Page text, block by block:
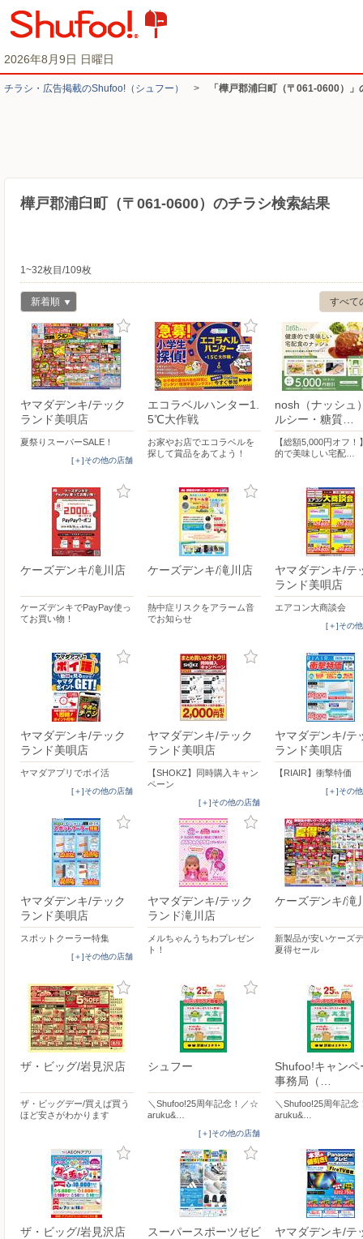
2026年8月9日 日曜日
チラシ・​広告掲載の​Shufoo!​（シュフー） > 「樺戸郡浦臼町（〒061-0600）
樺戸郡浦臼町（〒061-0600）のチラシ検索結果
1~32枚目/109枚
すべて
新着順
ヤマダデンキ/テック
ランド美唄店
夏祭りスーパーSALE！
[＋]その他の店舗
エコラベルハンター1.
5℃大作戦
お家やお店でエコラベルを
探して賞品をあてよう！
nosh（ナッシュ
ルシー・糖質…
【総額5,000円オフ！
的で美味しい宅配…
ケーズデンキ/滝川店
ケーズデンキでPayPay使っ
てお買い物！
ケーズデンキ/滝川店
熱中症リスクをアラーム音
でお知らせ
ヤマダデンキ/テ
ランド美唄店
エアコン大商談会
[＋]その
ヤマダデンキ/テック
ランド美唄店
ヤマダアプリでポイ活
[＋]その他の店舗
ヤマダデンキ/テック
ランド美唄店
【SHOKZ】同時購入キャン
ペーン
[＋]その他の店舗
ヤマダデンキ/テ
ランド美唄店
【RIAIR】衝撃特価
[＋]その
ヤマダデンキ/テック
ランド美唄店
スポットクーラー特集
[＋]その他の店舗
ヤマダデンキ/テック
ランド滝川店
メルちゃんうちわプレゼン
ト！
ケーズデンキ/滝
新製品が安いケーズ
夏得セール
ザ・ビッグ/岩見沢店
ザ・ビッグデー/買えば買う
ほど安さがわかります
シュフー
＼Shufoo!25周年記念！／☆
aruku&…
[＋]その他の店舗
Shufoo!キャンペ
事務局（…
＼Shufoo!25周年記
aruku&…
ザ・ビッグ/岩見沢店
スーパースポーツゼビ
ヤマダデンキ/テ